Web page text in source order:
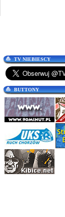
TV NIEBIESCY
BUTTONY